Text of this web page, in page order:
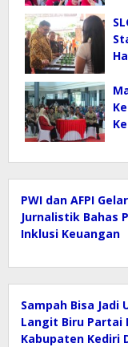
PWI dan AFPI
Jurnalistik Bahas
Inklusi Keuangan
Sampah Bisa Jadi
Langit Biru Partai
Kabupaten Kediri